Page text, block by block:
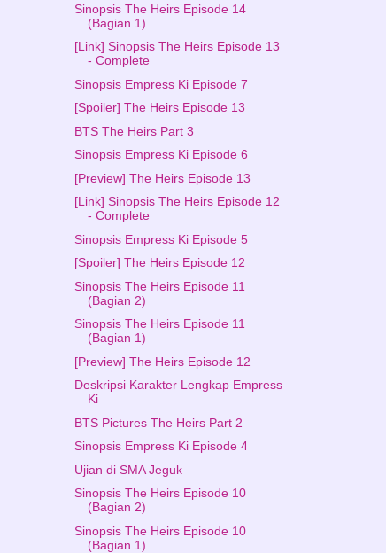
Sinopsis The Heirs Episode 14
(Bagian 1)
[Link] Sinopsis The Heirs Episode 13
- Complete
Sinopsis Empress Ki Episode 7
[Spoiler] The Heirs Episode 13
BTS The Heirs Part 3
Sinopsis Empress Ki Episode 6
[Preview] The Heirs Episode 13
[Link] Sinopsis The Heirs Episode 12
- Complete
Sinopsis Empress Ki Episode 5
[Spoiler] The Heirs Episode 12
Sinopsis The Heirs Episode 11
(Bagian 2)
Sinopsis The Heirs Episode 11
(Bagian 1)
[Preview] The Heirs Episode 12
Deskripsi Karakter Lengkap Empress
Ki
BTS Pictures The Heirs Part 2
Sinopsis Empress Ki Episode 4
Ujian di SMA Jeguk
Sinopsis The Heirs Episode 10
(Bagian 2)
Sinopsis The Heirs Episode 10
(Bagian 1)